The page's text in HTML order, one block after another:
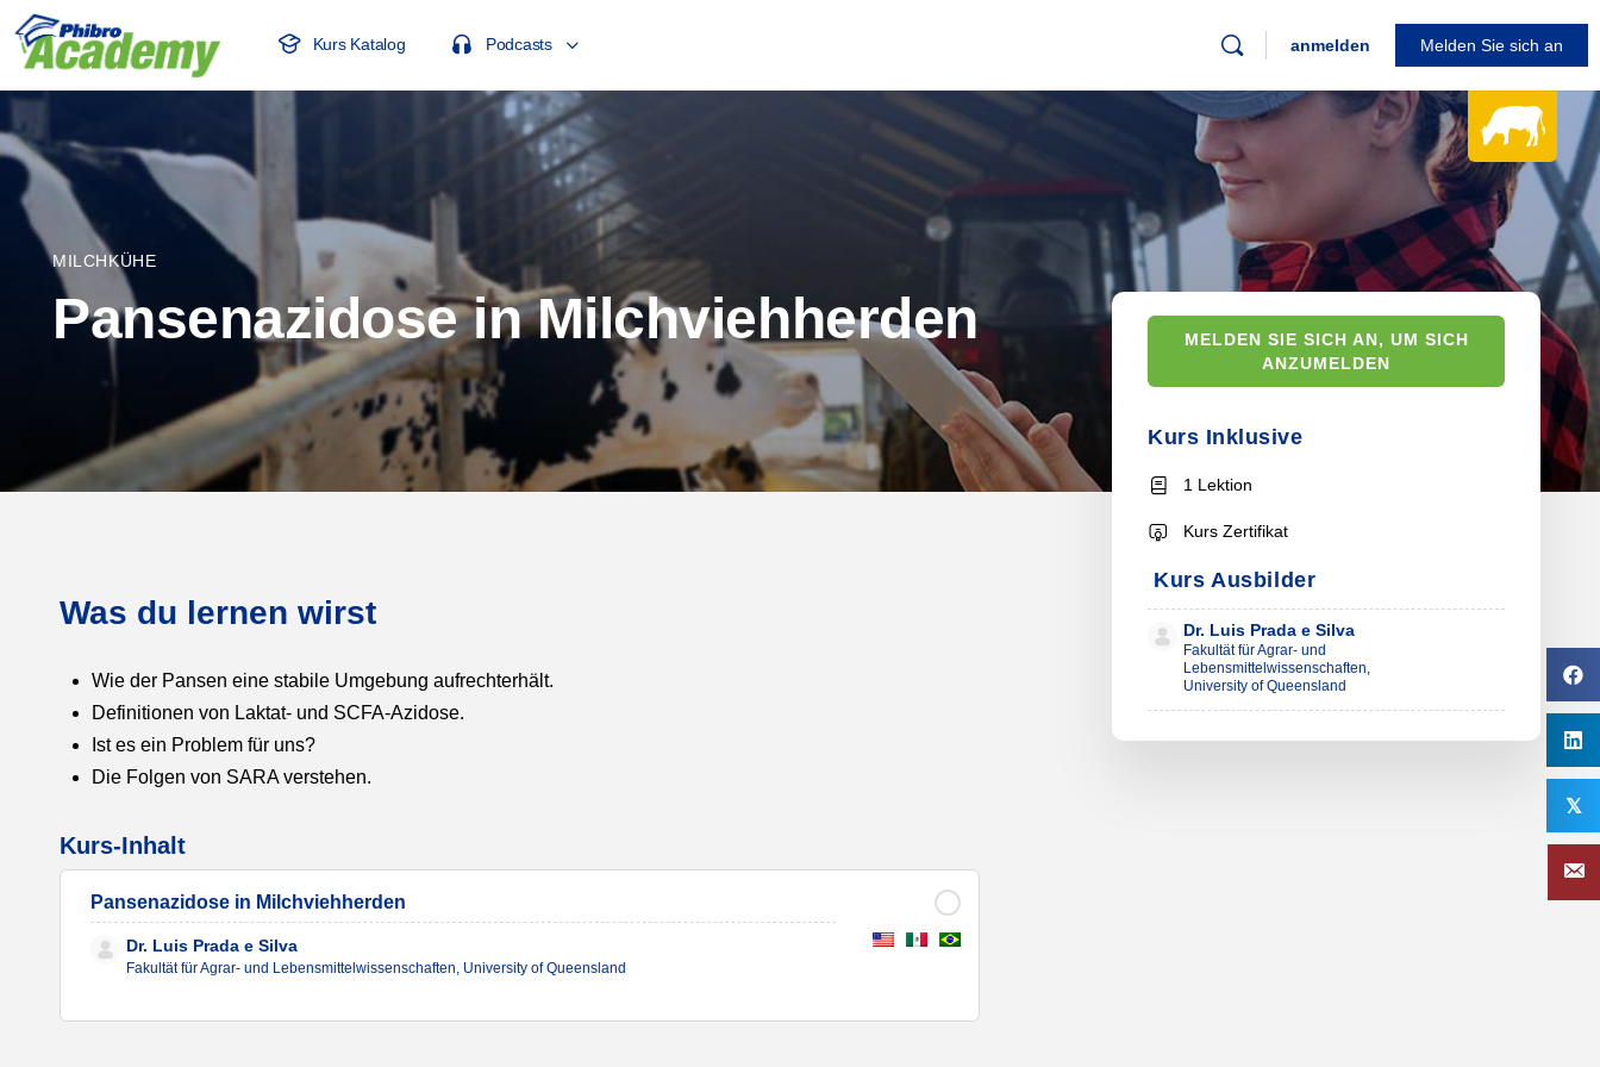
Kurs Katalog Podcasts anmelden Melden Sie sich an
MILCHKÜHE
Pansenazidose in Milchviehherden
Was du lernen wirst
Wie der Pansen eine stabile Umgebung aufrechterhält.
Definitionen von Laktat- und SCFA-Azidose.
Ist es ein Problem für uns?
Die Folgen von SARA verstehen.
Kurs-Inhalt
Pansenazidose in Milchviehherden
Dr. Luis Prada e Silva
Fakultät für Agrar- und Lebensmittelwissenschaften, University of Queensland
MELDEN SIE SICH AN, UM SICH
ANZUMELDEN
Kurs Inklusive
1 Lektion
Kurs Zertifikat
Kurs Ausbilder
Dr. Luis Prada e Silva
Fakultät für Agrar- und
Lebensmittelwissenschaften,
University of Queensland
𝕏